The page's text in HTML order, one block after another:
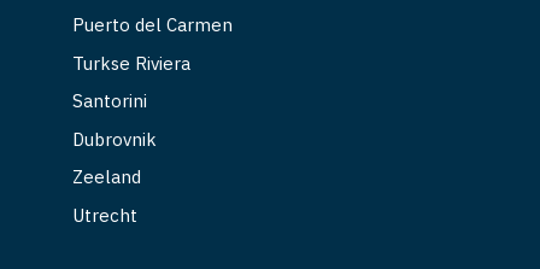
Puerto del Carmen
Turkse Riviera
Santorini
Dubrovnik
Zeeland
Utrecht